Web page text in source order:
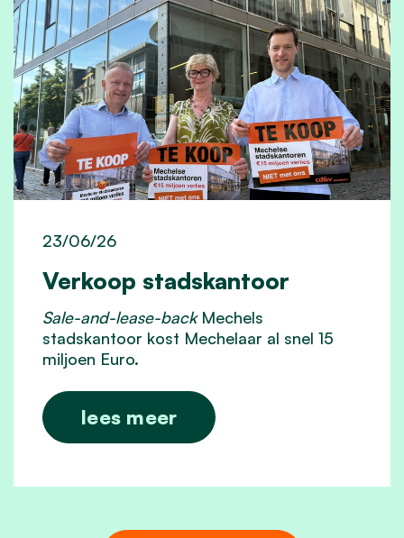
Verkoop stadskantoor
23/06/26
Sale-and-lease-backMechels
stadskantoor kost Mechelaar al snel 15
miljoen Euro.
lees meer